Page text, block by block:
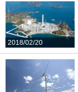
2018/02/20